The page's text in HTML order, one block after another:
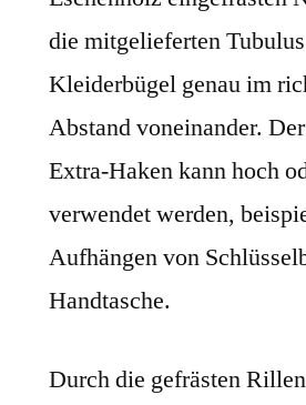
die mitgelieferten
Kleiderbügel genau im
Abstand voneinander.
Extra-Haken kann hoch
verwendet werden,
Aufhängen von
Handtasche.
Durch die gefrästen